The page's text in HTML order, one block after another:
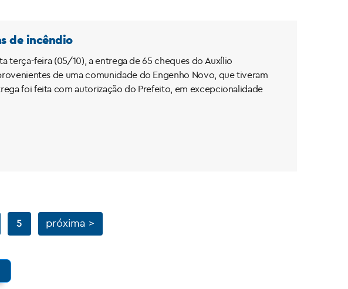
de incêndio
terça-feira (05/10), a entrega de 65 cheques do Auxílio
de uma comunidade do Engenho Novo, que tiveram
foi feita com autorização do Prefeito, em excepcionalidade
5 próxima >